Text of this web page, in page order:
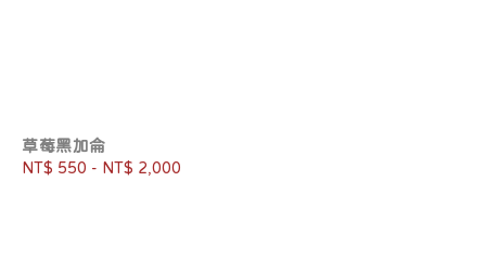
草莓黑加侖
Regular
NT$ 550 - NT$ 2,000